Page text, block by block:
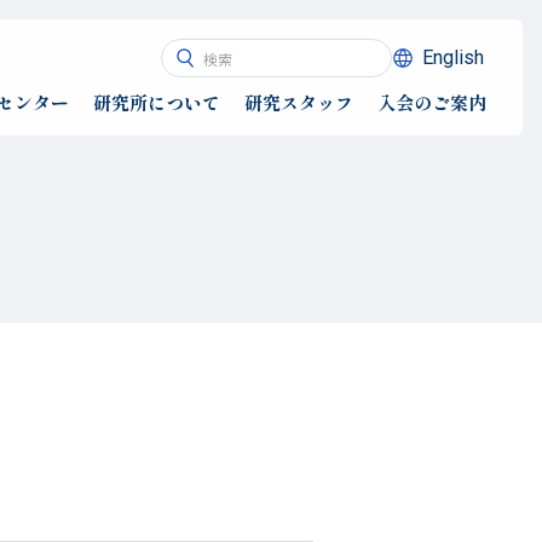
English
ンター 研究所について 研究スタッフ 入会のご案内